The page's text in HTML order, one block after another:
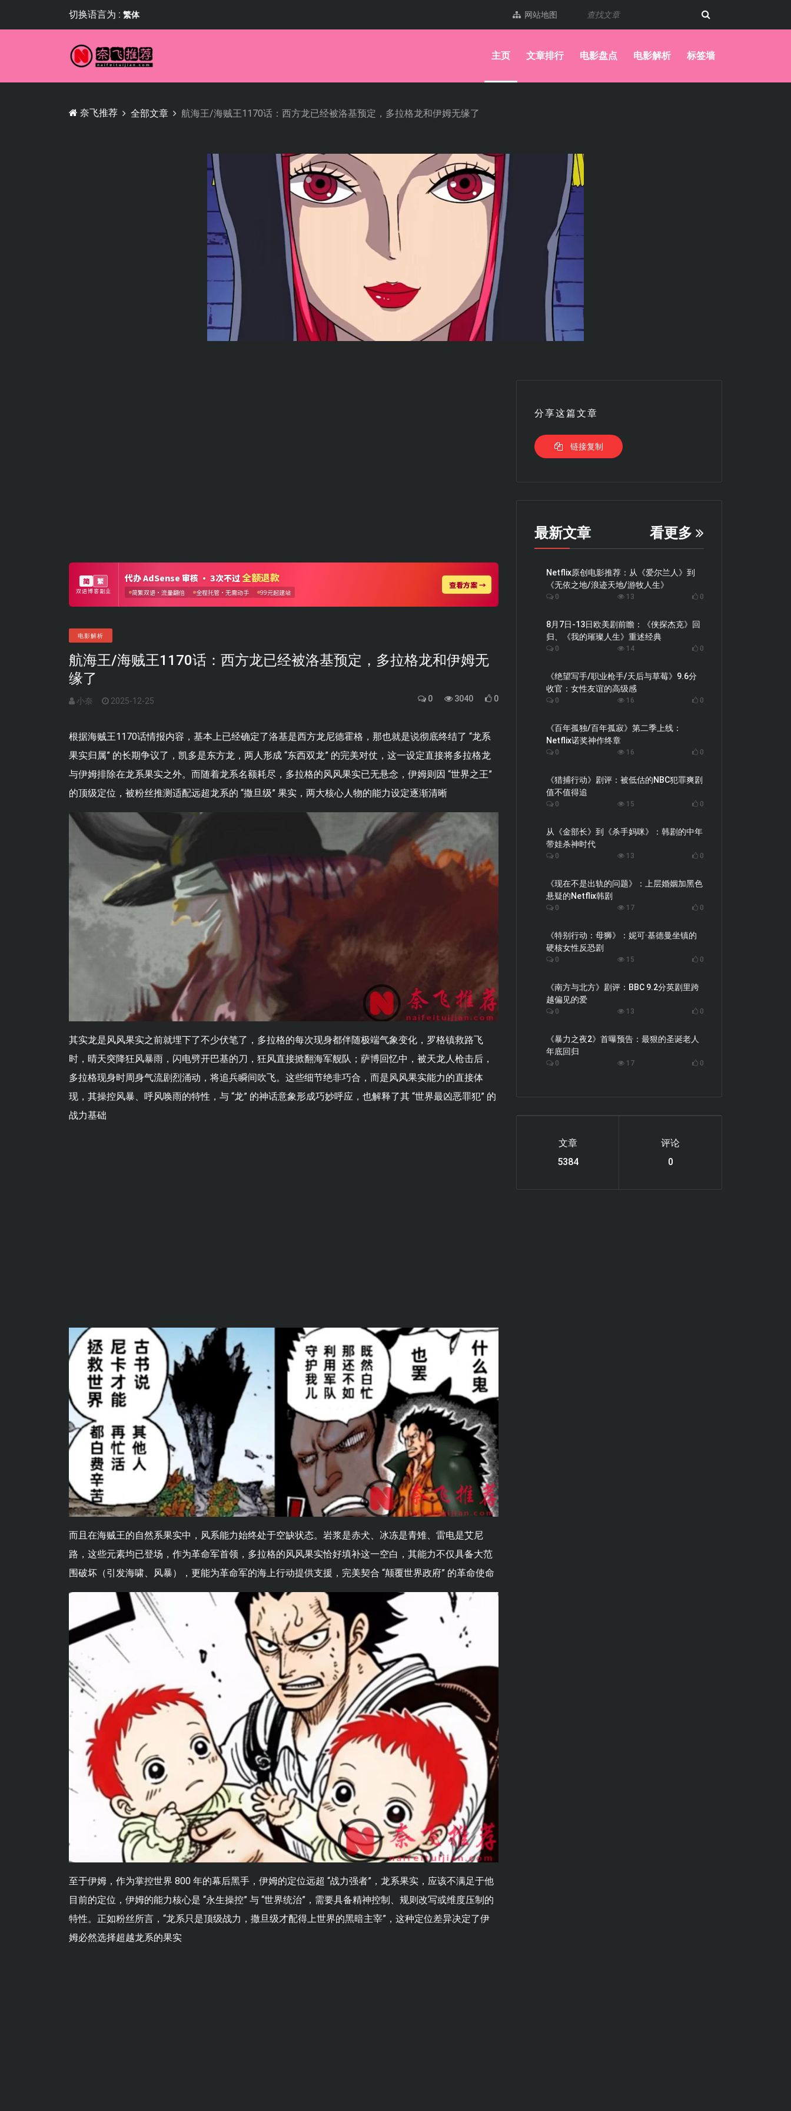
切换语言为 : 繁体 网站地图
主页 文章排行 电影盘点 电影解析 标签墙
奈飞推荐 全部文章 航海王/海贼王1170话：西方龙已经被洛基预定，多拉格龙和伊姆无缘了
电影解析
航海王/海贼王1170话：西方龙已经被洛基预定，多拉格龙和伊姆无
缘了
小奈 2025-12-25 0 3040 0
根据海贼王1170话情报内容，基本上已经确定了洛基是西方龙尼德霍格，那也就是说彻底终结了 “龙系
果实归属” 的长期争议了，凯多是东方龙，两人形成 “东西双龙” 的完美对仗，这一设定直接将多拉格龙
与伊姆排除在龙系果实之外。而随着龙系名额耗尽，多拉格的风风果实已无悬念，伊姆则因 “世界之王”
的顶级定位，被粉丝推测适配远超龙系的 “撒旦级” 果实，两大核心人物的能力设定逐渐清晰
其实龙是风风果实之前就埋下了不少伏笔了，多拉格的每次现身都伴随极端气象变化，罗格镇救路飞
时，晴天突降狂风暴雨，闪电劈开巴基的刀，狂风直接掀翻海军舰队；萨博回忆中，被天龙人枪击后，
多拉格现身时周身气流剧烈涌动，将追兵瞬间吹飞。这些细节绝非巧合，而是风风果实能力的直接体
现，其操控风暴、呼风唤雨的特性，与 “龙” 的神话意象形成巧妙呼应，也解释了其 “世界最凶恶罪犯” 的
战力基础
而且在海贼王的自然系果实中，风系能力始终处于空缺状态。岩浆是赤犬、冰冻是青雉、雷电是艾尼
路，这些元素均已登场，作为革命军首领，多拉格的风风果实恰好填补这一空白，其能力不仅具备大范
围破坏（引发海啸、风暴），更能为革命军的海上行动提供支援，完美契合 “颠覆世界政府” 的革命使命
至于伊姆，作为掌控世界 800 年的幕后黑手，伊姆的定位远超 “战力强者”，龙系果实，应该不满足于他
目前的定位，伊姆的能力核心是 “永生操控” 与 “世界统治”，需要具备精神控制、规则改写或维度压制的
特性。正如粉丝所言，“龙系只是顶级战力，撒旦级才配得上世界的黑暗主宰”，这种定位差异决定了伊
姆必然选择超越龙系的果实
分享这篇文章
链接复制
最新文章 看更多
Netflix原创电影推荐：从《爱尔兰人》到
《无依之地/浪迹天地/游牧人生》
0 13 0
8月7日-13日欧美剧前瞻：《侠探杰克》回
归、《我的璀璨人生》重述经典
0 14 0
《绝望写手/职业枪手/天后与草莓》9.6分
收官：女性友谊的高级感
0 16 0
《百年孤独/百年孤寂》第二季上线：
Netflix诺奖神作终章
0 16 0
《猎捕行动》剧评：被低估的NBC犯罪爽剧
值不值得追
0 15 0
从《金部长》到《杀手妈咪》：韩剧的中年
带娃杀神时代
0 13 0
《现在不是出轨的问题》：上层婚姻加黑色
悬疑的Netflix韩剧
0 17 0
《特别行动：母狮》：妮可·基德曼坐镇的
硬核女性反恐剧
0 15 0
《南方与北方》剧评：BBC 9.2分英剧里跨
越偏见的爱
0 13 0
《暴力之夜2》首曝预告：最狠的圣诞老人
年底回归
0 17 0
文章
6119
评论
0